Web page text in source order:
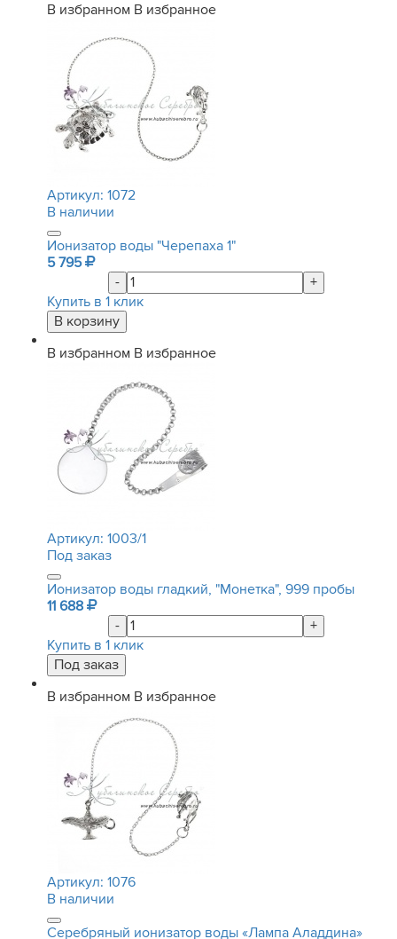
В избранном В избранное
Артикул: 1072
В наличии
Ионизатор воды "Черепаха 1"
5 795
-
+
Купить в 1 клик
В избранном В избранное
Артикул: 1003/1
Под заказ
Ионизатор воды гладкий, "Монетка", 999 пробы
11 688
-
+
Купить в 1 клик
В избранном В избранное
Артикул: 1076
В наличии
Серебряный ионизатор воды «Лампа Аладдина»